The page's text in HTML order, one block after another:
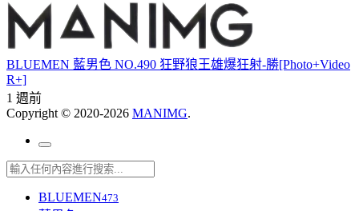
BLUEMEN 藍男色 NO.490 狂野狼王雄爆狂射-勝[Photo+Video
R+]
1 週前
Copyright © 2020-2026 MANIMG.
BLUEMEN473